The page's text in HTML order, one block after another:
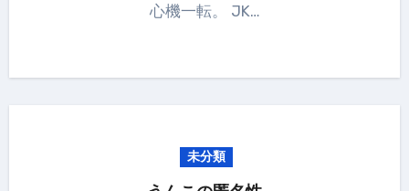
心機一転。 JK…
未分類